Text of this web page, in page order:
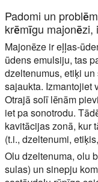
Padomi un
krēmīgu majonēzi,
Majonēze ir eļļas-
ūdens emulsiju, tas
dzeltenumus, etiķi
sajaukta. Izmantojiet
Otrajā solī lēnām
iet pa sonotrodu.
kavitācijas zonā, kur
(t.i., dzeltenumi,
Olu dzeltenuma, olu
sulas) un sinepju